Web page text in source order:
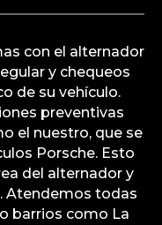
con el alternador
y chequeos
de su vehículo.
preventivas
el nuestro, que se
Porsche. Esto
del alternador y
Atendemos todas
barrios como La